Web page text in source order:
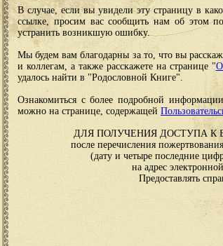
В случае, если вы увидели эту страницу в
ссылке, просим вас сообщить нам об этом
устранить возникшую ошибку.
Мы будем вам благодарны за то, что вы
и коллегам, а также расскажете на странице "
удалось найти в "Родословной Книге".
Ознакомиться с более подробной
можно на странице, содержащей
ДЛЯ ПОЛУЧЕНИЯ ДОСТУПА К
после перечисления
(дату и четыре последние
на адрес
Предоставлять